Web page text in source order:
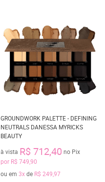
GROUNDWORK PALETTE - DEFINING
NEUTRALS DANESSA MYRICKS
BEAUTY
à vista R$ 712,40 no Pix
por R$ 749,90
ou em 3xde R$ 249,97